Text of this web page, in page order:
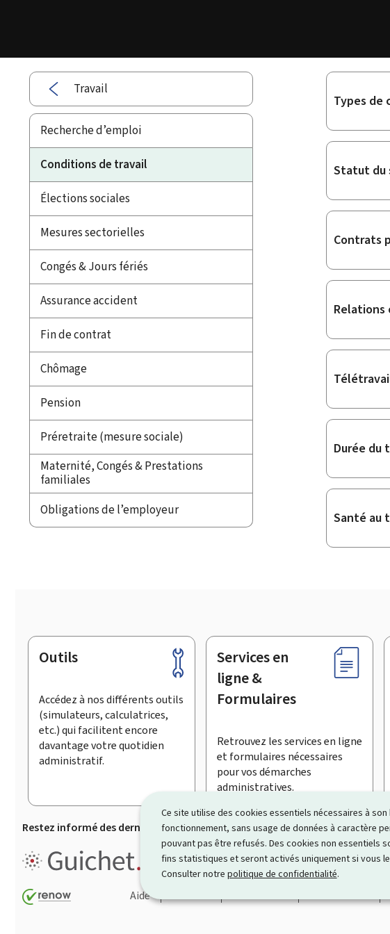
Ce site utilise des cookies essentiels nécessaires à son
fonctionnement, sans usage de données à caractère
pouvant pas être refusés. Des cookies non essentiels
fins statistiques et seront activés uniquement si vous
Consulter notre politique de confidentialité.
Travail
Recherche d’emploi
Conditions de travail
Élections sociales
Mesures sectorielles
Congés & Jours fériés
Assurance accident
Fin de contrat
Chômage
Pension
Préretraite (mesure sociale)
Maternité, Congés & Prestations
familiales
Obligations de l’employeur
Sous-
rubriques
Types de
Statut du
Contrats
Durée du
Santé au
Pied
page
Outils
Accédez à nos différents outils
(simulateurs, calculatrices,
etc.) qui facilitent encore
davantage votre quotidien
administratif.
Services en
ligne &
Formulaires
Retrouvez les services en ligne
et formulaires nécessaires
pour vos démarches
administratives.
Restez informé des dernières actualités de Guichet.lu S’inscrire à la
Guichet.lu est le portail informationnel qui
démarches ainsi que services proposés par
Aide